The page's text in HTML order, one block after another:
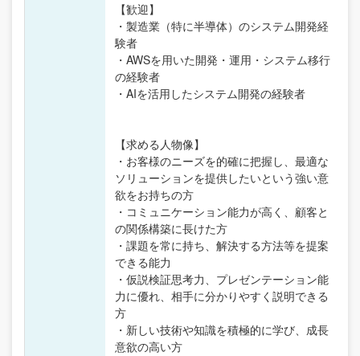
【歓迎】
・製造業（特に半導体）のシステム開発経
験者
・AWSを用いた開発・運用・システム移行
の経験者
・AIを活用したシステム開発の経験者
【求める人物像】
・お客様のニーズを的確に把握し、最適な
ソリューションを提供したいという強い意
欲をお持ちの方
・コミュニケーション能力が高く、顧客と
の関係構築に長けた方
・課題を常に持ち、解決する方法等を提案
できる能力
・仮説検証思考力、プレゼンテーション能
力に優れ、相手に分かりやすく説明できる
方
・新しい技術や知識を積極的に学び、成長
意欲の高い方